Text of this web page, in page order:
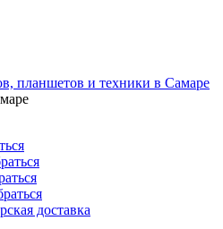
планшетов и техники в Самаре
доставка